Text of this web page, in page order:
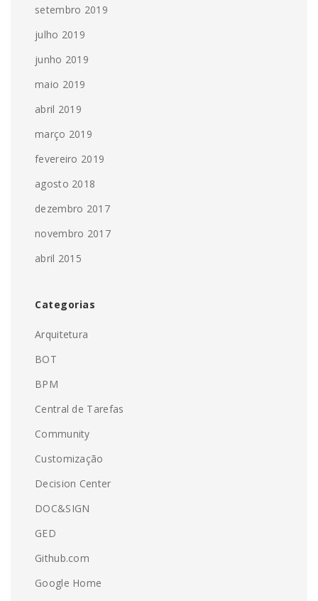
setembro 2019
julho 2019
junho 2019
maio 2019
abril 2019
março 2019
fevereiro 2019
agosto 2018
dezembro 2017
novembro 2017
abril 2015
Categorias
Arquitetura
BOT
BPM
Central de Tarefas
Community
Customização
Decision Center
DOC&SIGN
GED
Github.com
Google Home